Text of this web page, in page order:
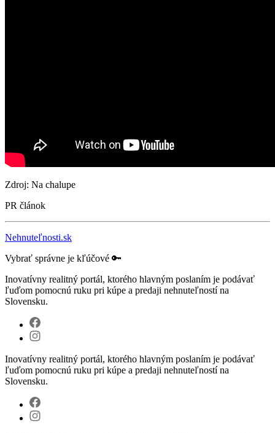
Zdroj: Na chalupe
PR článok
Nehnuteľnosti.sk
Vybrať správne je kľúčové 🔑
Inovatívny realitný portál, ktorého hlavným poslaním je podávať
ľuďom pomocnú ruku pri kúpe a predaji nehnuteľností na
Slovensku.
Inovatívny realitný portál, ktorého hlavným poslaním je podávať
ľuďom pomocnú ruku pri kúpe a predaji nehnuteľností na
Slovensku.